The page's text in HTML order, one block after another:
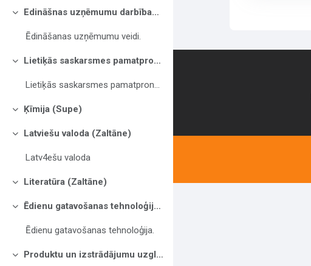
Savērst
Edināšnas uzņēmumu darbības pamatproncipi (Bitere)
Ēdināšanas uzņēmumu veidi.
Savērst
Lietiķās saskarsmes pamatproncipi (Austruma)
Lietiķās saskarsmes pamatproncipi
Savērst
Ķīmija (Supe)
Savērst
Latviešu valoda (Zaltāne)
Latv4ešu valoda
Savērst
Literatūra (Zaltāne)
Savērst
Ēdienu gatavošanas tehnoloģijas (Bitere)
Ēdienu gatavošanas tehnoloģija.
Savērst
Produktu un izstrādājumu uzglabāšana(Vilmane)
Contact us